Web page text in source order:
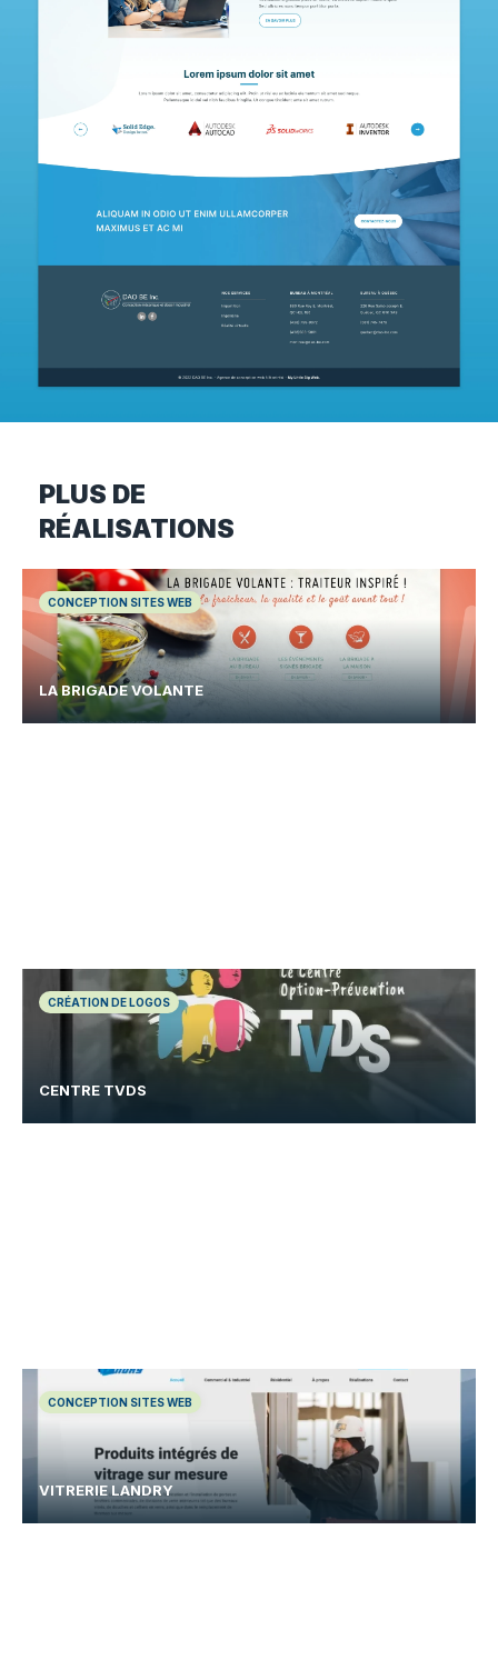
PLUS DE
RÉALISATIONS
CONCEPTION SITES WEB
LA BRIGADE VOLANTE
CRÉATION DE LOGOS
CENTRE TVDS
CONCEPTION SITES WEB
VITRERIE LANDRY